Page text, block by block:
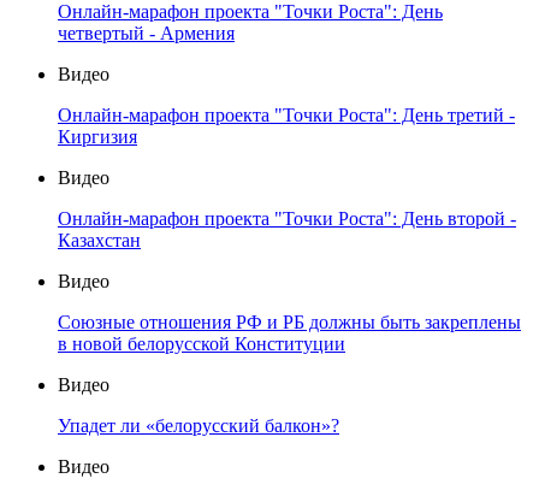
Онлайн-марафон проекта "Точки Роста": День
четвертый - Армения
Видео
Онлайн-марафон проекта "Точки Роста": День третий -
Киргизия
Видео
Онлайн-марафон проекта "Точки Роста": День второй -
Казахстан
Видео
Союзные отношения РФ и РБ должны быть закреплены
в новой белорусской Конституции
Видео
Упадет ли «белорусский балкон»?
Видео